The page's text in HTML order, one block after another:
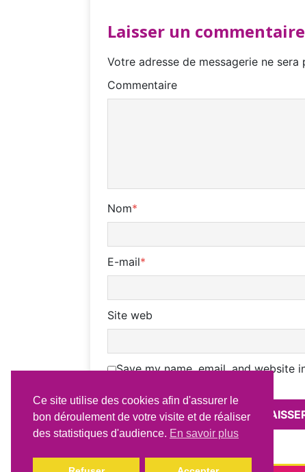
Laisser un commentaire
Votre adresse de messagerie ne sera
Commentaire
Nom*
E-mail*
Site web
Save my name, email, and website
Ce site utilise des cookies afin d'assurer le
bon déroulement de votre visite et de réaliser
des statistiques d'audience. En savoir plus